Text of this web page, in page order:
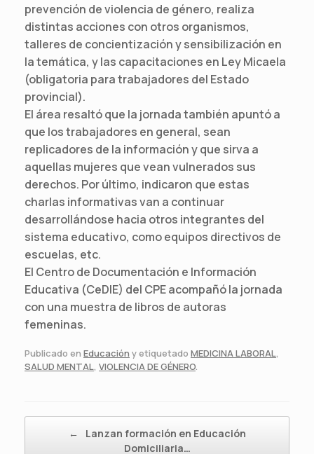
prevención de violencia de género, realiza
distintas acciones con otros organismos,
talleres de concientización y sensibilización en
la temática, y las capacitaciones en Ley Micaela
(obligatoria para trabajadores del Estado
provincial).
El área resaltó que la jornada también apuntó a
que los trabajadores en general, sean
replicadores de la información y que sirva a
aquellas mujeres que vean vulnerados sus
derechos. Por último, indicaron que estas
charlas informativas van a continuar
desarrollándose hacia otros integrantes del
sistema educativo, como equipos directivos de
escuelas, etc.
El Centro de Documentación e Información
Educativa (CeDIE) del CPE acompañó la jornada
con una muestra de libros de autoras
femeninas.
Publicado en Educación y etiquetado MEDICINA LABORAL,
SALUD MENTAL, VIOLENCIA DE GÉNERO.
←
Lanzan formación en Educación
Domiciliaria…